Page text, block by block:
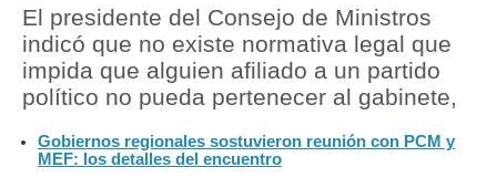
Política
Tu Dinero
Finanzas Personales
Inmobiliarias
El presidente del Consejo de Ministros
indicó que no existe normativa legal que
impida que alguien afiliado a un partido
político no pueda pertenecer al gabinete,
Gobiernos regionales sostuvieron reunión con PCM y
MEF: los detalles del encuentro